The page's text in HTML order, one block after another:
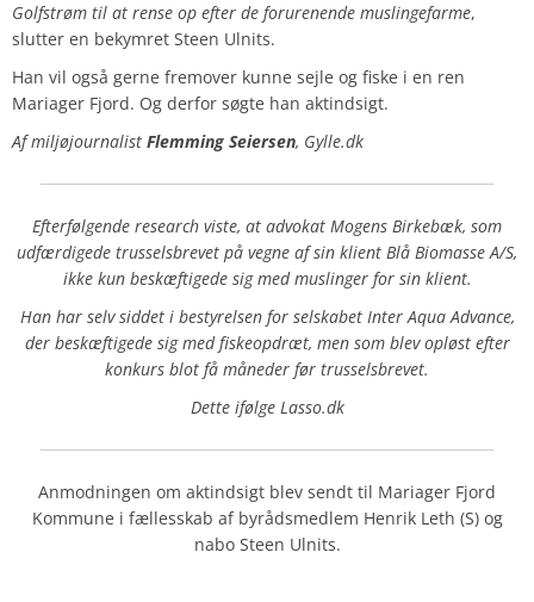
Golfstrøm til at rense op efter de forurenende muslingefarme,
slutter en bekymret Steen Ulnits.
Han vil også gerne fremover kunne sejle og fiske i en ren
Mariager Fjord. Og derfor søgte han aktindsigt.
Af miljøjournalist Flemming Seiersen, Gylle.dk
Efterfølgende research viste, at advokat Mogens Birkebæk, som
udfærdigede trusselsbrevet på vegne af sin klient Blå Biomasse A/S,
ikke kun beskæftigede sig med muslinger for sin klient.
Han har selv siddet i bestyrelsen for selskabet Inter Aqua Advance,
der beskæftigede sig med fiskeopdræt, men som blev opløst efter
konkurs blot få måneder før trusselsbrevet.
Dette ifølge Lasso.dk
Anmodningen om aktindsigt blev sendt til Mariager Fjord
Kommune i fællesskab af byrådsmedlem Henrik Leth (S) og
nabo Steen Ulnits.